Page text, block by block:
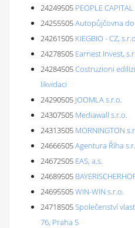
24249505 PEOPLE
24255505Autopůjčovna
24261505 KIEGBIO - CZ,
24278505 Earnest Invest,
24284505Costruzioni
likvidaci
24290505 JOOMLA s.r.o.
24307505 Mediawall s.r.o.
24313505 MORNINGTON
24666505Agentura Říha
24672505 EAS, a.s.
24689505
24695505WIN-WIN s.r.o.
24718505Společenství
76, Praha 5